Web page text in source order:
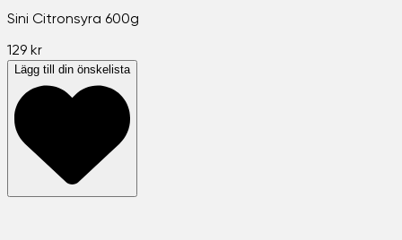
Sini Citronsyra 600g
129 kr
Lägg till din önskelista